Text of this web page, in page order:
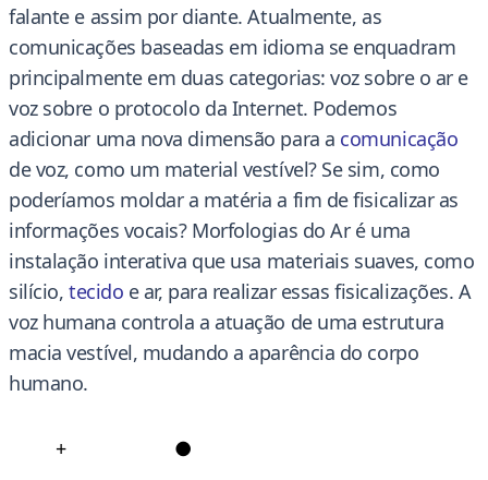
falante e assim por diante. Atualmente, as
comunicações baseadas em idioma se enquadram
principalmente em duas categorias: voz sobre o ar e
voz sobre o protocolo da Internet. Podemos
adicionar uma nova dimensão para a comunicação
de voz, como um material vestível? Se sim, como
poderíamos moldar a matéria a fim de fisicalizar as
informações vocais? Morfologias do Ar é uma
instalação interativa que usa materiais suaves, como
silício, tecido e ar, para realizar essas fisicalizações. A
voz humana controla a atuação de uma estrutura
macia vestível, mudando a aparência do corpo
humano.
+ ●